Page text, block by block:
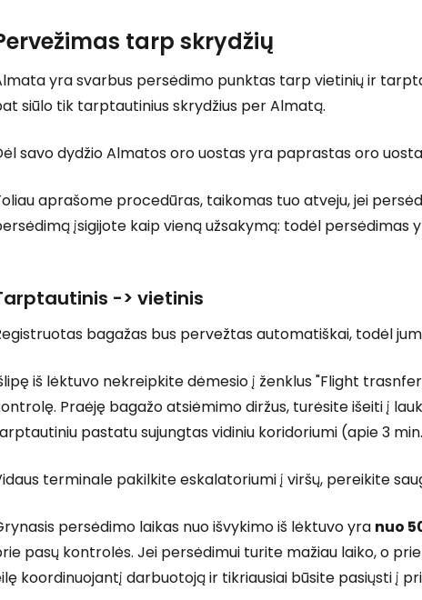
tarp skrydžių
yra svarbus persėdimo punktas tarp vietinių ir
siūlo tik tarptautinius skrydžius per Almatą.
savo dydžio Almatos oro uostas yra paprastas oro
aprašome procedūras, taikomas tuo atveju, jei
įsigijote kaip vieną užsakymą: todėl persėdimas
-> vietinis
bagažas bus pervežtas automatiškai, todėl
iš lėktuvo nekreipkite dėmesio į ženklus "Flight
Praėję bagažo atsiėmimo diržus, turėsite išeiti į
pastatu sujungtas vidiniu koridoriumi (apie 3
terminale pakilkite eskalatoriumi į viršų, pereikite
persėdimo laikas nuo išvykimo iš lėktuvo yra nuo
pasų kontrolės. Jei persėdimui turite mažiau laiko, o
koordinuojantį darbuotoją ir tikriausiai būsite pasiųsti į
Prisijunkite
... pasaulinė kelionių bendruomenė